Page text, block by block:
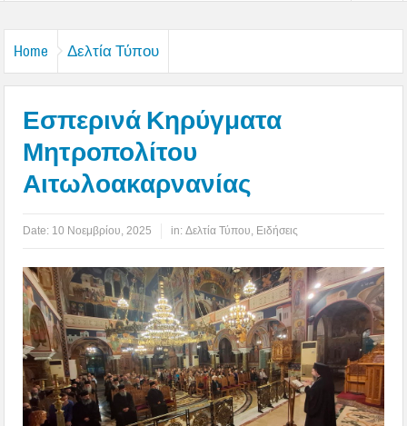
Home Δελτία Τύπου
Εσπερινά Κηρύγματα
Μητροπολίτου
Αιτωλοακαρνανίας
Date: 10 Νοεμβρίου, 2025 in:Δελτία Τύπου Ειδήσεις